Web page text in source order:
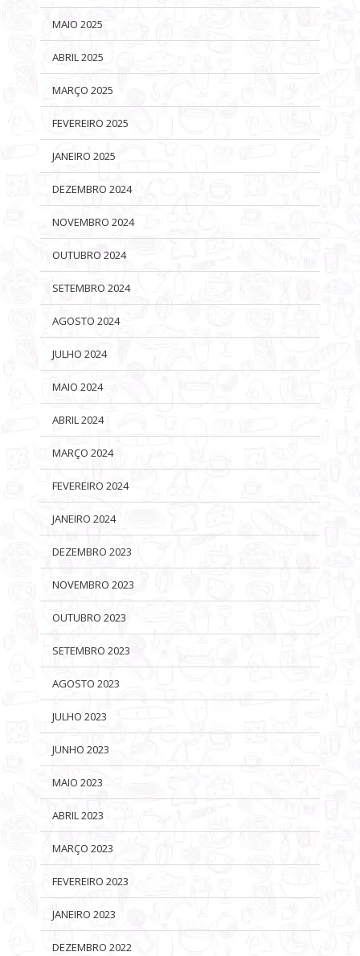
MAIO 2025
ABRIL 2025
MARÇO 2025
FEVEREIRO 2025
JANEIRO 2025
DEZEMBRO 2024
NOVEMBRO 2024
OUTUBRO 2024
SETEMBRO 2024
AGOSTO 2024
JULHO 2024
MAIO 2024
ABRIL 2024
MARÇO 2024
FEVEREIRO 2024
JANEIRO 2024
DEZEMBRO 2023
NOVEMBRO 2023
OUTUBRO 2023
SETEMBRO 2023
AGOSTO 2023
JULHO 2023
JUNHO 2023
MAIO 2023
ABRIL 2023
MARÇO 2023
FEVEREIRO 2023
JANEIRO 2023
DEZEMBRO 2022